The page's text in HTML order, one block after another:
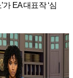
EA 대표작 ‘심